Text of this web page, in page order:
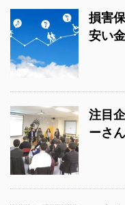
損害
安い
注目
ーさ